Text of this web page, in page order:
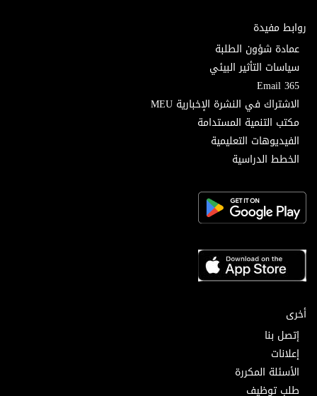
روابط مفيدة
عمادة شؤون الطلبة
سياسات التأثير البيئي
Email 365
الاشتراك في النشرة الإخبارية MEU
مكتب التنمية المستدامة
الفيديوهات التعليمية
الخطط الدراسية
أخرى
إتصل بنا
إعلانات
الأسئلة المكررة
طلب توظيف